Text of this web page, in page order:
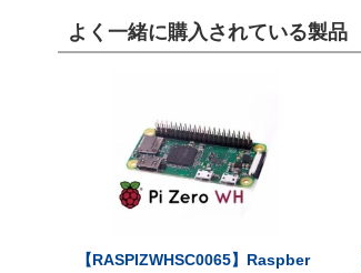
よく一緒に購入されている製品
【RASPIZWHSC0065】Raspber